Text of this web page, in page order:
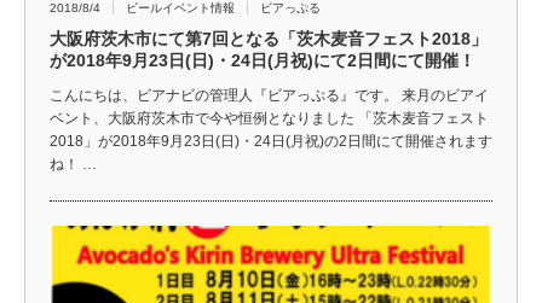
2018/8/4 ビールイベント情報 ビアっぷる
大阪府茨木市にて第7回となる「茨木麦音フェスト2018」
が2018年9月23日(日)・24日(月祝)にて2日間にて開催！
こんにちは、ビアナビの管理人『ビアっぷる』です。 来月のビアイ
ベント、大阪府茨木市で今や恒例となりました 「茨木麦音フェスト
2018」が2018年9月23日(日)・24日(月祝)の2日間にて開催されます
ね！ …